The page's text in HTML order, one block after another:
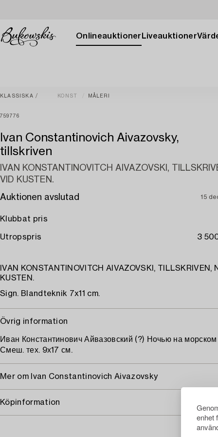
enhet
Onlineauktioner Liveauktioner
KLASSISKA KONST MÅLERI
759776
Ivan Constantinovich Aivazovsky,
tillskriven
IVAN KONSTANTINOVITCH AIVAZOVSKI,
VID KUSTEN.
Auktionen avslutad
15
Klubbat pris
Utropspris 3
IVAN KONSTANTINOVITCH AIVAZOVSKI, TILLSKRIVEN,
KUSTEN.
Sign. Blandteknik 7x11 cm.
Övrig information
Иван Константинович Айвазовский (?) Ночью на морском
Смеш. тех. 9х17 см.
Mer om Ivan Constantinovich Aivazovsky
Köpinformation